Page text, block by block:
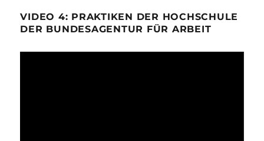
VIDEO 4: PRAKTIKEN DER HOCHSCHULE
DER BUNDESAGENTUR FÜR ARBEIT